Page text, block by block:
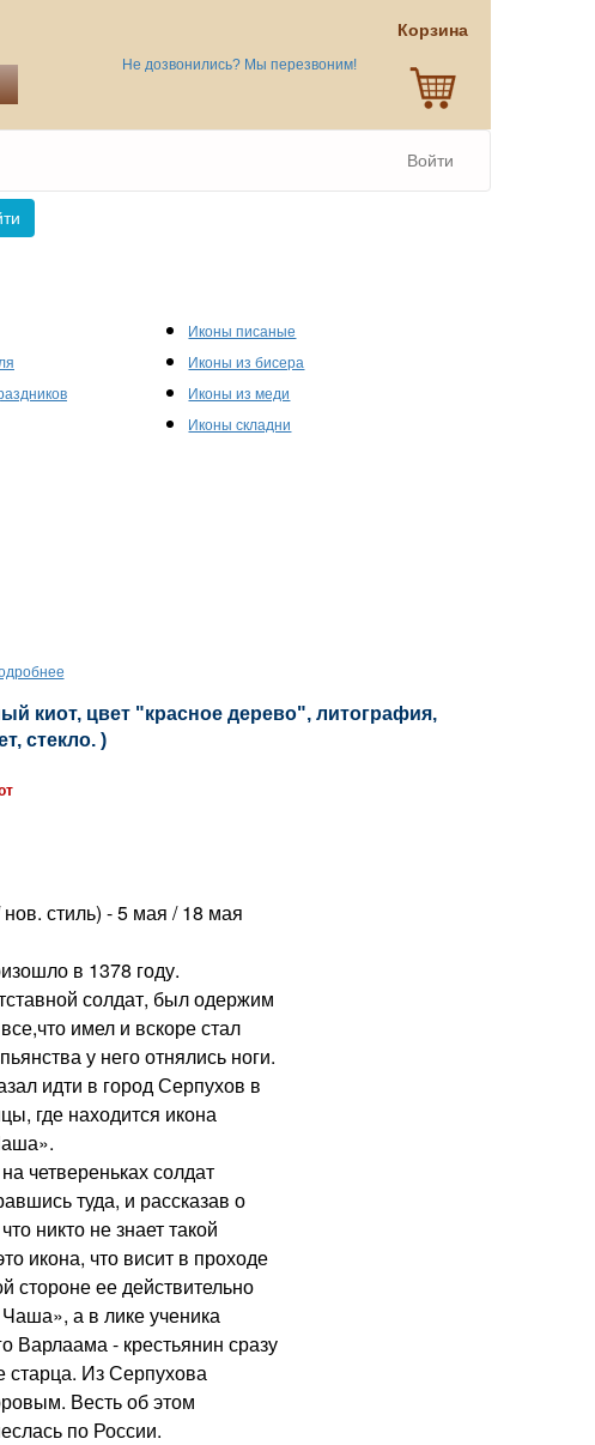
Не дозвонились? Мы перезвоним!
Корзина
Войти
Иконы писаные
Иконы из бисера
Иконы из меди
Иконы складни
киот, цвет "красное дерево", литография,
стекло. )
стиль) - 5 мая / 18 мая
в 1378 году.
солдат, был одержим
имел и вскоре стал
у него отнялись ноги.
идти в город Серпухов в
где находится икона
четвереньках солдат
туда, и рассказав о
никто не знает такой
икона, что висит в проходе
стороне ее действительно
а в лике ученика
Варлаама - крестьянин сразу
старца. Из Серпухова
Весть об этом
по России.